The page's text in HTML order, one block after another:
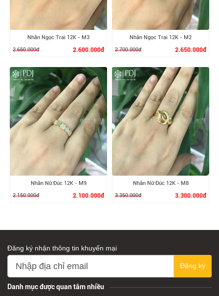
XEM CHI TIẾT
Nhẫn Ngọc Trai 12K - M3
2.650.000đ
2.600.000đ
XEM CHI TIẾT
Nhẫn Ngọc Trai 12K - M2
2.700.000đ
2.650.000đ
XEM CHI TIẾT
Nhẫn Nữ Đúc 12K - M9
2.150.000đ
2.100.000đ
XEM CHI TIẾT
Nhẫn Nữ Đúc 12K - M8
3.350.000đ
3.300.000đ
Đăng ký nhận thông tin khuyến mại
Đăng ký
Danh mục được quan tâm nhiều